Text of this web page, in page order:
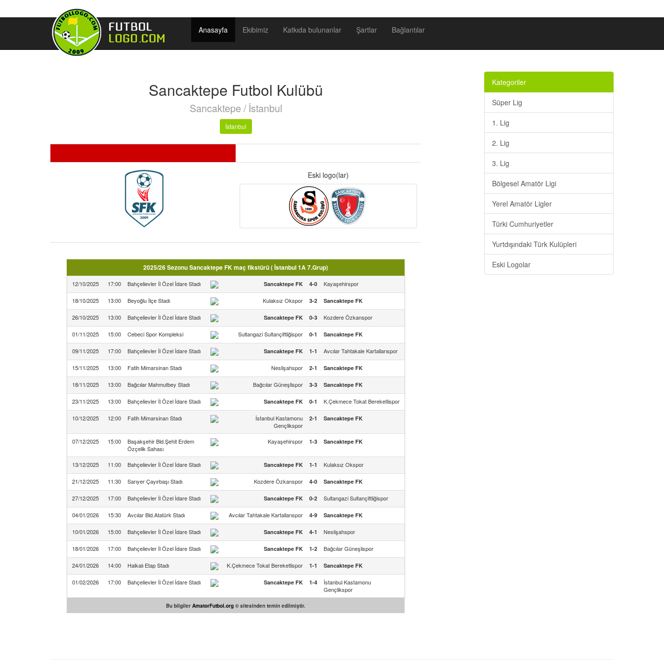
Anasayfa Ekibimiz Katkıda bulunanlar Şartlar Bağlantılar
Sancaktepe Futbol Kulübü
Sancaktepe / İstanbul
İstanbul
Eski logo(lar)
2025/26 Sezonu Sancaktepe FK maç fikstürü ( İstanbul 1A 7.Grup)
12/10/2025 17:00 Bahçelievler İl Özel İdare Stadı Sancaktepe FK 4-0 Kayaşehirspor
18/10/2025 13:00 Beyoğlu İlçe Stadı Kulaksız Okspor 3-2 Sancaktepe FK
26/10/2025 13:00 Bahçelievler İl Özel İdare Stadı Sancaktepe FK 0-3 Kozdere Özkanspor
01/11/2025 15:00 Cebeci Spor Kompleksi Sultangazi Sultançiftliğispor 0-1 Sancaktepe FK
09/11/2025 17:00 Bahçelievler İl Özel İdare Stadı Sancaktepe FK 1-1 Avcılar Tahtakale Kartallarıspor
15/11/2025 13:00 Fatih Mimarsinan Stadı Neslişahspor 2-1 Sancaktepe FK
18/11/2025 13:00 Bağcılar Mahmutbey Stadı Bağcılar Güneşlispor 3-3 Sancaktepe FK
23/11/2025 13:00 Bahçelievler İl Özel İdare Stadı Sancaktepe FK 0-1 K.Çekmece Tokat Bereketlispor
10/12/2025 12:00 Fatih Mimarsinan Stadı
İstanbul Kastamonu
Gençlikspor
2-1 Sancaktepe FK
07/12/2025 15:00
Başakşehir Bld.Şehit Erdem
Özçelik Sahası
Kayaşehirspor 1-3 Sancaktepe FK
13/12/2025 11:00 Bahçelievler İl Özel İdare Stadı Sancaktepe FK 1-1 Kulaksız Okspor
21/12/2025 11:30 Sarıyer Çayırbaşı Stadı Kozdere Özkanspor 4-0 Sancaktepe FK
27/12/2025 17:00 Bahçelievler İl Özel İdare Stadı Sancaktepe FK 0-2 Sultangazi Sultançiftliğispor
04/01/2026 15:30 Avcılar Bld.Atatürk Stadı Avcılar Tahtakale Kartallarıspor 4-9 Sancaktepe FK
10/01/2026 15:00 Bahçelievler İl Özel İdare Stadı Sancaktepe FK 4-1 Neslişahspor
18/01/2026 17:00 Bahçelievler İl Özel İdare Stadı Sancaktepe FK 1-2 Bağcılar Güneşlispor
24/01/2026 14:00 Halkalı Etap Stadı K.Çekmece Tokat Bereketlispor 1-1 Sancaktepe FK
01/02/2026 17:00 Bahçelievler İl Özel İdare Stadı Sancaktepe FK 1-4
İstanbul Kastamonu
Gençlikspor
Bu bilgiler AmatorFutbol.org © sitesinden temin edilmiştir.
Kategoriler
Süper Lig
1. Lig
2. Lig
3. Lig
Bölgesel Amatör Ligi
Yerel Amatör Ligler
Türki Cumhuriyetler
Yurtdışındaki Türk Kulüpleri
Eski Logolar